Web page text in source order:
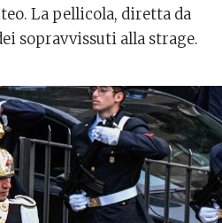
La pellicola, diretta da
sopravvissuti alla strage.